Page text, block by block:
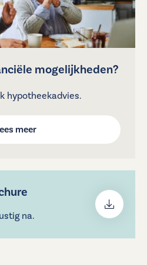
van basiscomfort en tweede
ieder circa 18 m² op het
in de parkeerkelder
en rustig deel van
de combinatie van ruimte,
en sportfaciliteiten bevinden
Ook het Amsterdamse Bos en
mogelijkheden?
hypotheekadvies.
meer
na.